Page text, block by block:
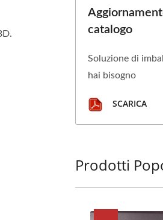
Tipo di macchina: HP1100-3VBD.
catalogo
Soluzione di
hai bisogno
SCARICA
Prodotti